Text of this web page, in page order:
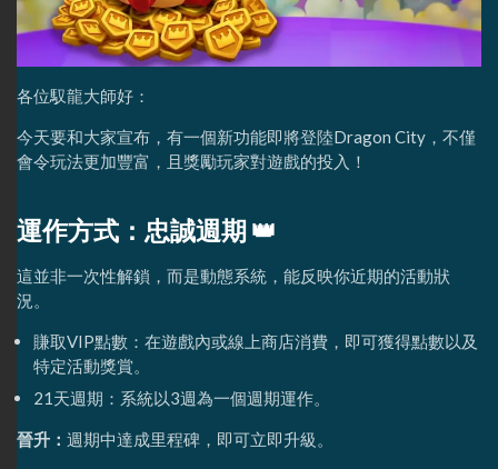
各位馭龍大師好：
今天要和大家宣布，有一個新功能即將登陸Dragon City，不僅
會令玩法更加豐富，且獎勵玩家對遊戲的投入！
運作方式：忠誠週期 👑
這並非一次性解鎖，而是動態系統，能反映你近期的活動狀
況。
賺取VIP點數：在遊戲內或線上商店消費，即可獲得點數以及
特定活動獎賞。
21天週期：系統以3週為一個週期運作。
晉升： 週期中達成里程碑，即可立即升級。